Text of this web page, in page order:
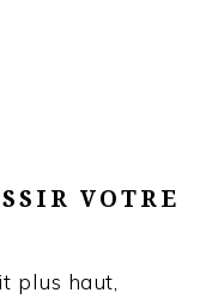
VOTRE
plus haut,